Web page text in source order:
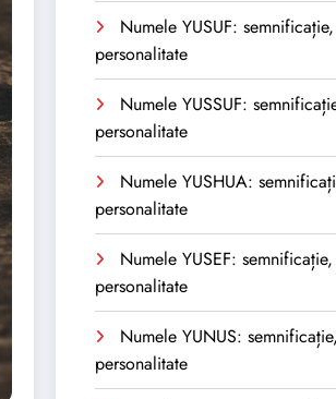
Numele YUSUF:
personalitate
Numele YUSSUF:
personalitate
Numele YUSHUA:
personalitate
Numele YUSEF:
personalitate
Numele YUNUS:
personalitate